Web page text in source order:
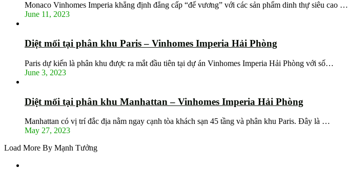
Monaco Vinhomes Imperia khẳng định đẳng cấp “đế vương” với các sản phẩm dinh thự siêu cao …
June 11, 2023
Diệt mối tại phân khu Paris – Vinhomes Imperia Hải Phòng
Paris dự kiến là phân khu được ra mắt đầu tiên tại dự án Vinhomes Imperia Hải Phòng với số…
June 3, 2023
Diệt mối tại phân khu Manhattan – Vinhomes Imperia Hải Phòng
Manhattan có vị trí đắc địa nằm ngay cạnh tòa khách sạn 45 tầng và phân khu Paris. Đây là …
May 27, 2023
Load More By Mạnh Tưởng